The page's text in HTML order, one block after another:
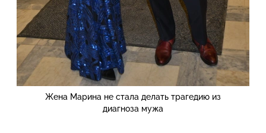
Жена Марина не стала делать трагедию из
диагноза мужа